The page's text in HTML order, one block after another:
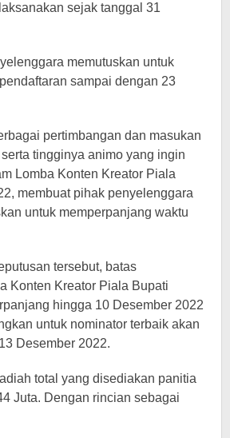
sejak tanggal 31
memutuskan untuk
sampai dengan 23
pertimbangan dan masukan
tingginya animo yang ingin
Lomba Konten Kreator Piala
membuat pihak penyelenggara
untuk memperpanjang waktu
tersebut, batas
Konten Kreator Piala Bupati
hingga 10 Desember 2022
untuk nominator terbaik akan
Desember 2022.
total yang disediakan panitia
Juta. Dengan rincian sebagai